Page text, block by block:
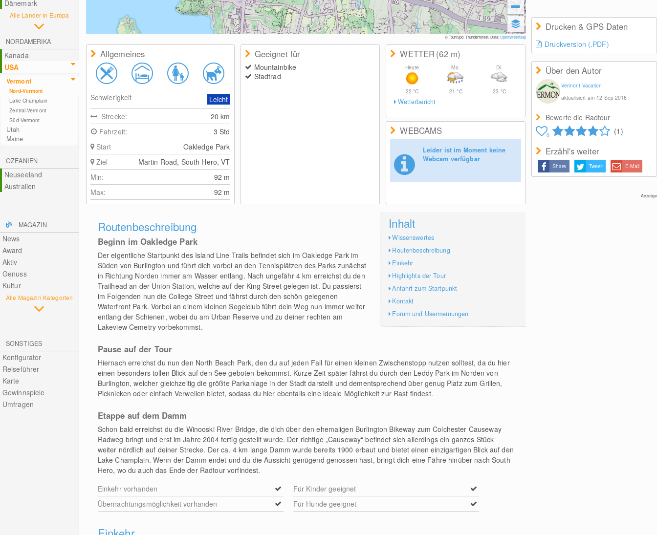
Dänemark
Alle Länder in Europa
NORDAMERIKA
Kanada
USA
Vermont
Nord-Vermont
Lake Champlain
Zentral-Vermont
Süd-Vermont
Utah
Maine
OZEANIEN
Neuseeland
Australien
MAGAZIN
News
Award
Aktiv
Genuss
Kultur
Alle Magazin Kategorien
SONSTIGES
Konfigurator
Reiseführer
Karte
Gewinnspiele
Umfragen
© TouriSpo, Thunderforest, Data:OpenStreetMap
Drucken & GPS Daten
Druckversion (.PDF)
Über den Autor
Vermont Vacation
aktualisiert am 12 Sep 2016
Bewerte die Radtour
0 (1)
Erzähl's weiter
Share Tweet E-Mail
Anzeige
Allgemeines
Schwierigkeit
Leicht
Strecke:
20km
Fahrzeit:
3 Std
Start
Oakledge Park
Ziel
Martin Road, South Hero, VT
Min:
92 m
Max:
92 m
Geeignet für
Mountainbike
Stadtrad
WETTER(62 m)
Heute
22°C
Mo.
21°C
Di.
23 °C
Wetterbericht
WEBCAMS
Leider ist im Moment keine
Webcam verfügbar
Inhalt
Wissenswertes
Routenbeschreibung
Einkehr
Highlights der Tour
Anfahrt zum Startpunkt
Kontakt
Forum und Usermeinungen
Routenbeschreibung
Beginn im Oakledge Park
Der eigentliche Startpunkt des Island Line Trails befindet sich im Oakledge Park im
Süden von Burlington und führt dich vorbei an den Tennisplätzen des Parks zunächst
in Richtung Norden immer am Wasser entlang. Nach ungefähr 4 km erreichst du den
Trailhead an der Union Station, welche auf der King Street gelegen ist. Du passierst
im Folgenden nun die College Street und fährst durch den schön gelegenen
Waterfront Park. Vorbei an einem kleinen Segelclub führt dein Weg nun immer weiter
entlang der Schienen, wobei du am Urban Reserve und zu deiner rechten am
Lakeview Cemetry vorbekommst.
Pause auf der Tour
Hiernach erreichst du nun den North Beach Park, den du auf jeden Fall für einen kleinen Zwischenstopp nutzen solltest, da du hier
einen besonders tollen Blick auf den See geboten bekommst. Kurze Zeit später fährst du durch den Leddy Park im Norden von
Burlington, welcher gleichzeitig die größte Parkanlage in der Stadt darstellt und dementsprechend über genug Platz zum Grillen,
Picknicken oder einfach Verweilen bietet, sodass du hier ebenfalls eine ideale Möglichkeit zur Rast findest.
Etappe auf dem Damm
Schon bald erreichst du die Winooski River Bridge, die dich über den ehemaligen Burlington Bikeway zum Colchester Causeway
Radweg bringt und erst im Jahre 2004 fertig gestellt wurde. Der richtige „Causeway“ befindet sich allerdings ein ganzes Stück
weiter nördlich auf deiner Strecke. Der ca. 4 km lange Damm wurde bereits 1900 erbaut und bietet einen einzigartigen Blick auf den
Lake Champlain. Wenn der Damm endet und du die Aussicht genügend genossen hast, bringt dich eine Fähre hinüber nach South
Hero, wo du auch das Ende der Radtour vorfindest.
Einkehr vorhanden
Übernachtungsmöglichkeit vorhanden
Für Kinder geeignet
Für Hunde geeignet